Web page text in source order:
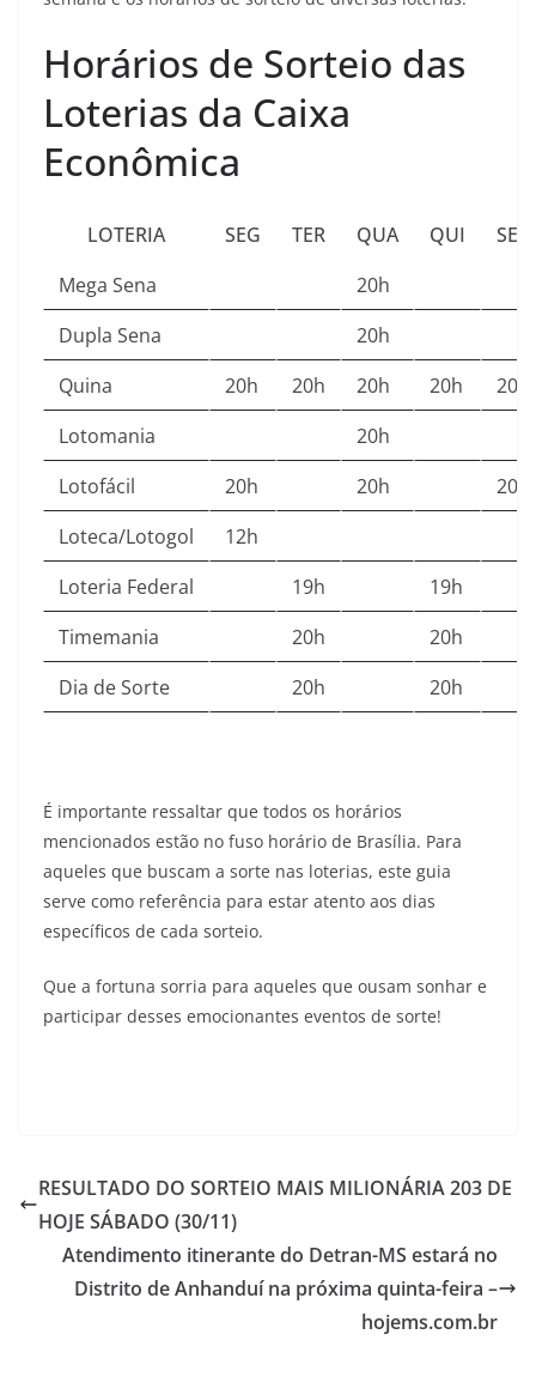
Horários de Sorteio das
Loterias da Caixa
Econômica
LOTERIA SEG TER QUA QUI
SEX
Mega Sena
20h
Dupla Sena
20h
Quina
20h 20h 20h 20h
20h
Lotomania
20h
Lotofácil
20h 20h
20h
Loteca/Lotogol
12h
Loteria Federal
19h
19h
Timemania
20h
20h
Dia de Sorte
20h 20h
É importante ressaltar que todos os horários
mencionados estão no fuso horário de Brasília. Para
aqueles que buscam a sorte nas loterias, este guia
serve como referência para estar atento aos dias
específicos de cada sorteio.
Que a fortuna sorria para aqueles que ousam sonhar e
participar desses emocionantes eventos de sorte!
RESULTADO DO SORTEIO MAIS MILIONÁRIA 203 DE
HOJE SÁBADO (30/11)
Atendimento itinerante do Detran-MS estará no
Distrito de Anhanduí na próxima quinta-feira –
hojems.com.br